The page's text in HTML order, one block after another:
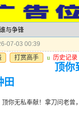
与争锋
07-03 00:39
打赏高手 u 历史记录
顶你
田
顶你无私奉献！拿刀问老